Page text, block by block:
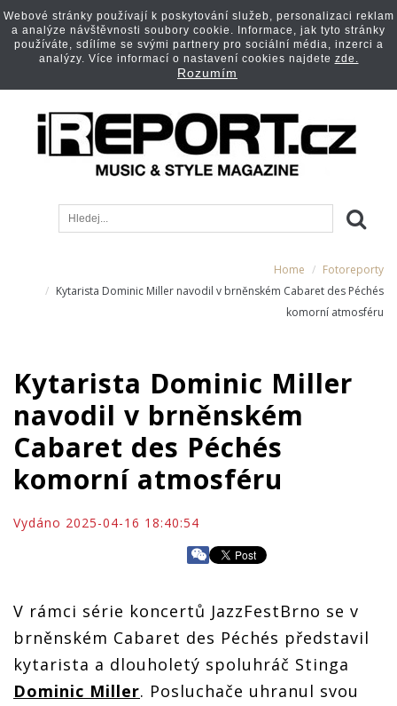
Home
Fotoreporty
Kytarista Dominic Miller navodil v brněnském Cabaret des Péchés
komorní atmosféru
Kytarista Dominic Miller
navodil v brněnském
Cabaret des Péchés
komorní atmosféru
Vydáno 2025-04-16 18:40:54
V rámci série koncertů JazzFestBrno se v
brněnském Cabaret des Péchés představil
kytarista a dlouholetý spoluhráč Stinga
Dominic Miller. Posluchače uhranul svou
Webové stránky používají k poskytování služeb, personalizaci reklam
a analýze návštěvnosti soubory cookie. Informace, jak tyto stránky
používáte, sdílíme se svými partnery pro sociální média, inzerci a
analýzy. Více informací o nastavení cookies najdete zde.
Rozumím